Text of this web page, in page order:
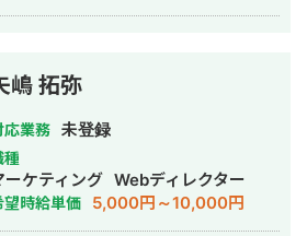
ド系全般。
嶋 拓弥
応業務 未登録
種
ーケティング Webディレクター
望時給単価 5,000円～10,000円